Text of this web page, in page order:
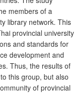
members of a
library network. This
provincial university
and standards for
development and
Thus, the results of
this group, but also
of provincial